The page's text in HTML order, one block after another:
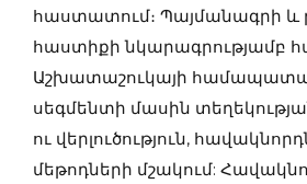
հաստատում։ Պայմանագրի և
հաստիքի նկարագրությամբ
Աշխատաշուկայի
սեգմենտի մասին
ու վերլուծություն,
մեթոդների մշակում: